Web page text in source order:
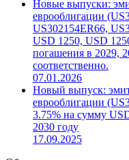
Новые выпуски:
еврооблигации
US302154ER66,
USD 1250, USD
погашения в 2029,
соответственно.
07.01.2026
Новый выпуск:
еврооблигации
3.75% на сумму
2030 году
17.09.2025